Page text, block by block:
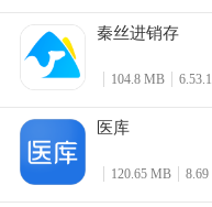
秦丝进销存
104.8 MB 6.53.1
医库
120.65 MB 8.69